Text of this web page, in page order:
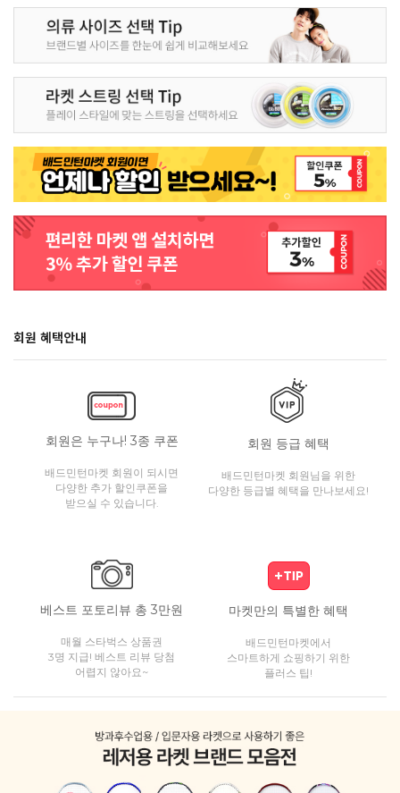
회원 혜택안내
회원은 누구나! 3종 쿠폰
배드민턴마켓 회원이 되시면
다양한 추가 할인쿠폰을
받으실 수 있습니다.
회원 등급 혜택
배드민턴마켓 회원님을 위한
다양한 등급별 혜택을 만나보세요!
베스트 포토리뷰 총 3만원
매월 스타벅스 상품권
3명 지급! 베스트 리뷰 당첨
어렵지 않아요~
마켓만의 특별한 혜택
배드민턴마켓에서
스마트하게 쇼핑하기 위한
플러스 팁!